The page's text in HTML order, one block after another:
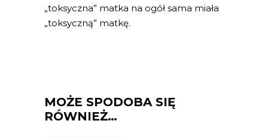
„toksyczna” matka na ogół sama miała
„toksyczną” matkę.
MOŻE SPODOBA SIĘ
RÓWNIEŻ…